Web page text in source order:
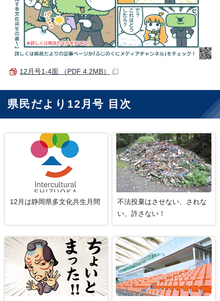
12月号1-4面 （PDF 4.2MB）
県民だより12月号 目次
12月は静岡県多文化共生月間
不法投棄はさせない、されな
い、許さない！